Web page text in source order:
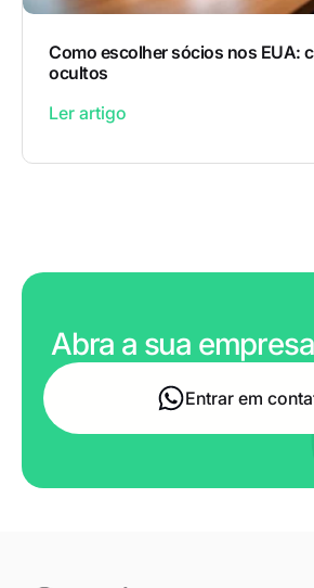
Como escolher sócios nos EUA:
ocultos
Ler artigo
Abra a sua
Entrar em